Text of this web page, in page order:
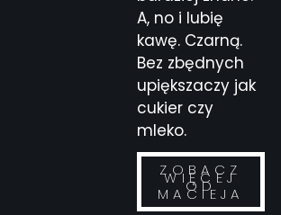
A, no i lubię
kawę. Czarną.
Bez zbędnych
upiększaczy jak
cukier czy
mleko.
ZOBACZ
WIĘCEJ
OD
MACIEJA